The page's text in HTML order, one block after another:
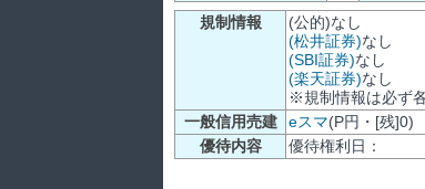
規制情報
(公的)なし
(松井証券)なし
(SBI証券)なし
(楽天証券)なし
※規制情報は必ず
一般信用売建
eスマ(P円・[残]0)
優待内容
優待権利日：